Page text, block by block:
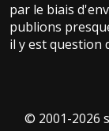
par le biais
publions
il y est question
© 2001-2026